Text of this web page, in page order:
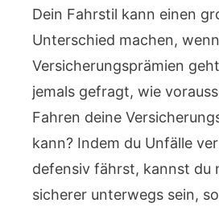
Dein Fahrstil kann einen
Unterschied machen,
Versicherungsprämien
jemals gefragt, wie
Fahren deine
kann? Indem du Unfälle
defensiv fährst, kannst du
sicherer unterwegs sein,